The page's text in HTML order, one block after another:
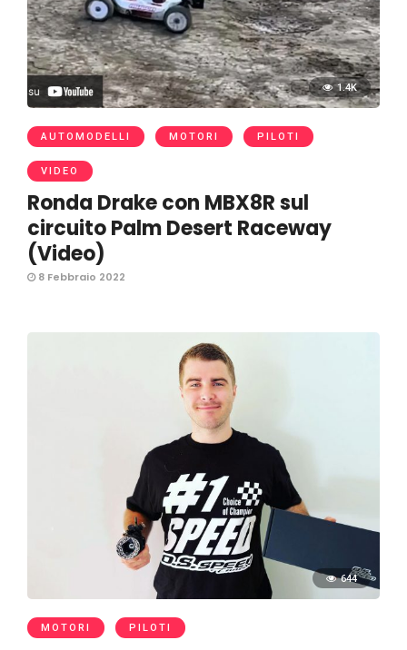
1.4K
AUTOMODELLI MOTORI PILOTI
VIDEO
Ronda Drake con MBX8R sul
circuito Palm Desert Raceway
(Video)
8 Febbraio 2022
644
MOTORI PILOTI